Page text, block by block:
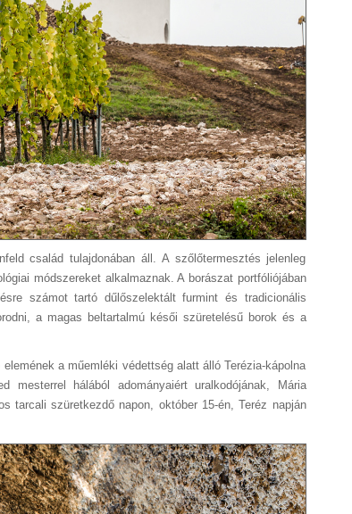
család tulajdonában áll. A szőlőtermesztés jelenleg
módszereket alkalmaznak. A borászat portfóliójában
számot tartó dűlőszelektált furmint és tradicionális
a magas beltartalmú késői szüretelésű borok és a
a műemléki védettség alatt álló Terézia-kápolna
mesterrel hálából adományaiért uralkodójának, Mária
tarcali szüretkezdő napon, október 15-én, Teréz napján